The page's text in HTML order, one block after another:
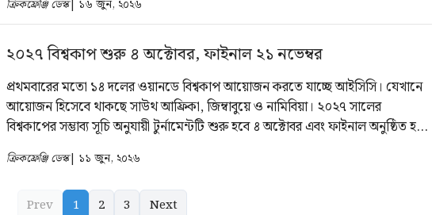
ক্রিকেটার স্মৃতি মান্ধানা।
ক্রিকফ্রেঞ্জি ডেস্ক| ১৬ জুন, ২০২৬
২০২৭ বিশ্বকাপ শুরু ৪ অক্টোবর, ফাইনাল ২১ নভেম্বর
প্রথমবারের মতো ১৪ দলের ওয়ানডে বিশ্বকাপ আয়োজন করতে যাচ্ছে আইসিসি। যেখানে
আয়োজন হিসেবে থাকছে সাউথ আফ্রিকা, জিম্বাবুয়ে ও নামিবিয়া। ২০২৭ সালের
বিশ্বকাপের সম্ভাব্য সূচি অনুযায়ী টুর্নামেন্টটি শুরু হবে ৪ অক্টোবর এবং ফাইনাল অনুষ্ঠিত হবে
২১ নভেম্বর। মে মাসে আহমেদাবাদে অনুষ্ঠিত আইসিসির বোর্ড সভায় এই সময়সূচি
নীতিগতভাবে অনুমোদন পেয়েছে। এমনটাই জানিয়েছে ইএসপিএন ক্রিকইনফো।
ক্রিকফ্রেঞ্জি ডেস্ক| ১১ জুন, ২০২৬
Prev 1 2 3 Next